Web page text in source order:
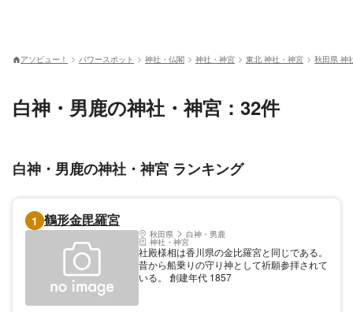
アソビュー！ パワースポット 神社・仏閣 神社・神宮 東北 神社・神宮 秋田県 神
白神・男鹿の神社・神宮：32件
白神・男鹿の神社・神宮 ランキング
1 鶴形金毘羅宮
秋田県 白神・男鹿
神社・神宮
社殿様相は香川県の金比羅宮と同じである。
昔から船乗りの守り神として祈願参拝されて
いる。 創建年代 1857